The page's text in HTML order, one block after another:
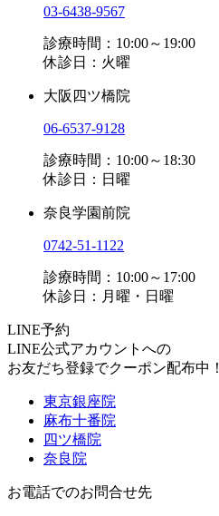
03-6438-9567
診療時間：10:00～19:00
休診日：火曜
大阪四ツ橋院
06-6537-9128
診療時間：10:00～18:30
休診日：日曜
奈良学園前院
0742-51-1122
診療時間：10:00～17:00
休診日：月曜・日曜
LINE予約
LINE公式アカウントへの
お友だち登録でクーポン配布中！
東京銀座院
麻布十番院
四ツ橋院
奈良院
お電話でのお問合せ先